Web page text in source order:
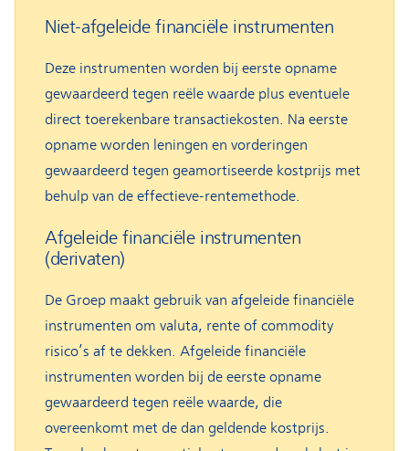
Niet-afgeleide financiële instrumenten
Deze instrumenten worden bij eerste opname
gewaardeerd tegen reële waarde plus eventuele
direct toerekenbare transactiekosten. Na eerste
opname worden leningen en vorderingen
gewaardeerd tegen geamortiseerde kostprijs met
behulp van de effectieve-rentemethode.
Afgeleide financiële instrumenten
(derivaten)
De Groep maakt gebruik van afgeleide financiële
instrumenten om valuta, rente of commodity
risico’s af te dekken. Afgeleide financiële
instrumenten worden bij de eerste opname
gewaardeerd tegen reële waarde, die
overeenkomt met de dan geldende kostprijs.